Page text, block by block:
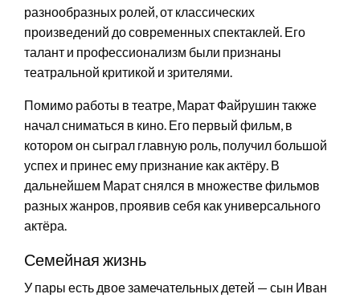
разнообразных ролей, от классических
произведений до современных спектаклей. Его
талант и профессионализм были признаны
театральной критикой и зрителями.
Помимо работы в театре, Марат Файрушин также
начал сниматься в кино. Его первый фильм, в
котором он сыграл главную роль, получил большой
успех и принес ему признание как актёру. В
дальнейшем Марат снялся в множестве фильмов
разных жанров, проявив себя как универсального
актёра.
Семейная жизнь
У пары есть двое замечательных детей — сын Иван